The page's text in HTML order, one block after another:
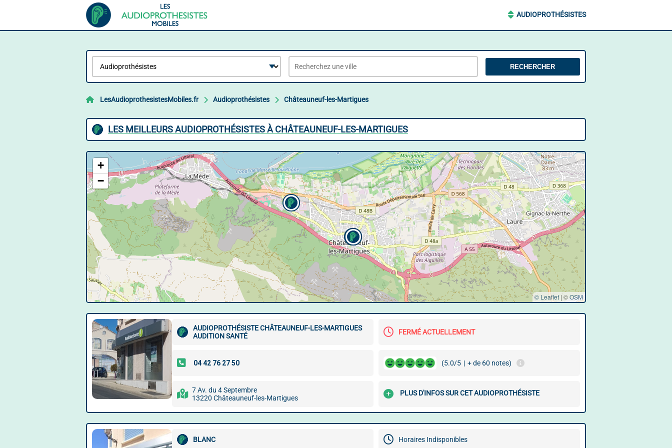
AUDIOPROTHÉSISTES
RECHERCHER
LesAudioprothesistesMobiles.fr Audioprothésistes Châteauneuf-les-Martigues
LES MEILLEURS AUDIOPROTHÉSISTES À CHÂTEAUNEUF-LES-MARTIGUES
+
−
© Leaflet | ©OSM
AUDIOPROTHÉSISTE CHÂTEAUNEUF-LES-MARTIGUES
AUDITION SANTÉ
FERMÉ ACTUELLEMENT
(5.0/5 | + de 60 notes)
7 Av. du 4 Septembre
13220 Châteauneuf-les-Martigues
PLUS D'INFOS SUR CET AUDIOPROTHÉSISTE
BLANC Horaires Indisponibles